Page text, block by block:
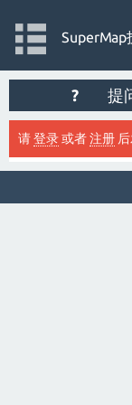
SuperMap
? 提
请登录或者注册